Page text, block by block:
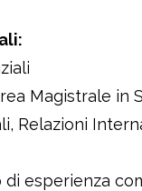
Magistrale in
Relazioni
di esperienza